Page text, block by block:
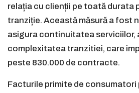
relația cu clienții pe toată durata
tranziție. Această măsură a fost
asigura continuitatea serviciilor,
complexitatea tranzitiei, care
peste 830.000 de contracte.
Facturile primite de consumatori